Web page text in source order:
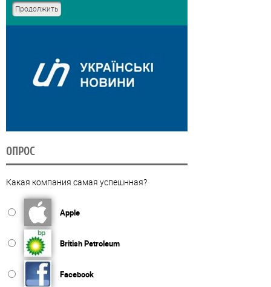
ОПРОС
Какая компания самая успешнная?
Apple
British Petroleum
Facebook